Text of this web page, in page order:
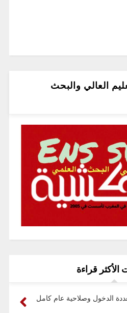
العالي والبحث
الأكثر قراءة
الدخول وصلاحية عام كامل